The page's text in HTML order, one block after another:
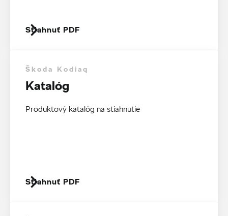
Stiahnuť PDF
Škoda Kodiaq
Katalóg
Produktový katalóg na stiahnutie
Stiahnuť PDF